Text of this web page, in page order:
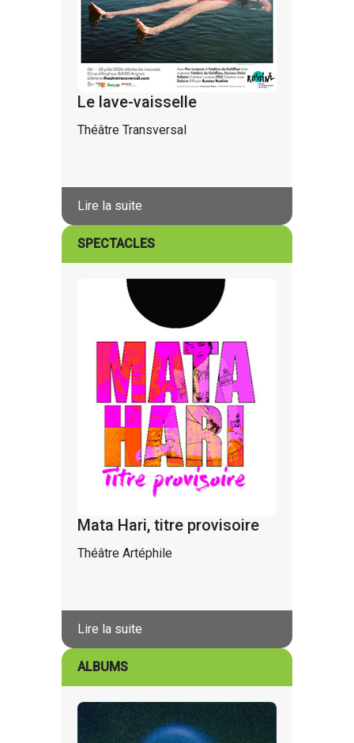
Le lave-vaisselle
Théâtre Transversal
Lire la suite
SPECTACLES
Mata Hari, titre provisoire
Théâtre Artéphile
Lire la suite
ALBUMS